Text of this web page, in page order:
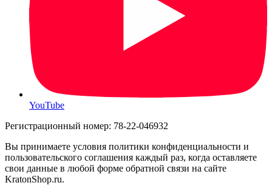
YouTube
Регистрационный номер: 78-22-046932
Вы принимаете условия политики конфиденциальности и
пользовательского соглашения каждый раз, когда оставляете
свои данные в любой форме обратной связи на сайте
KratonShop.ru.